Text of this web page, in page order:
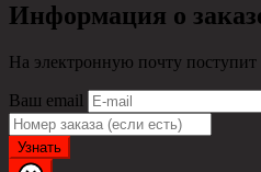
Информация о
На электронную почту поступит
Ваш email
Узнать